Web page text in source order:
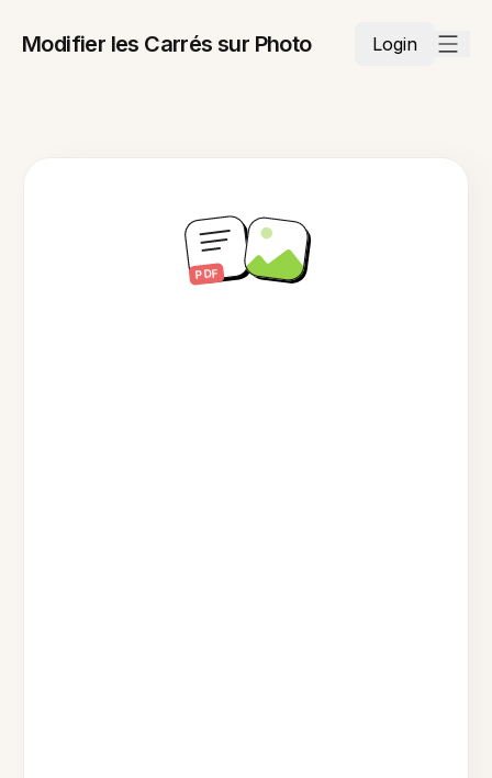
Modifier les Carrés sur Photo Login